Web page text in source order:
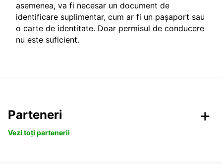
asemenea, va fi necesar un document de
identificare suplimentar, cum ar fi un pașaport sau
o carte de identitate. Doar permisul de conducere
nu este suficient.
Parteneri
Vezi toți partenerii